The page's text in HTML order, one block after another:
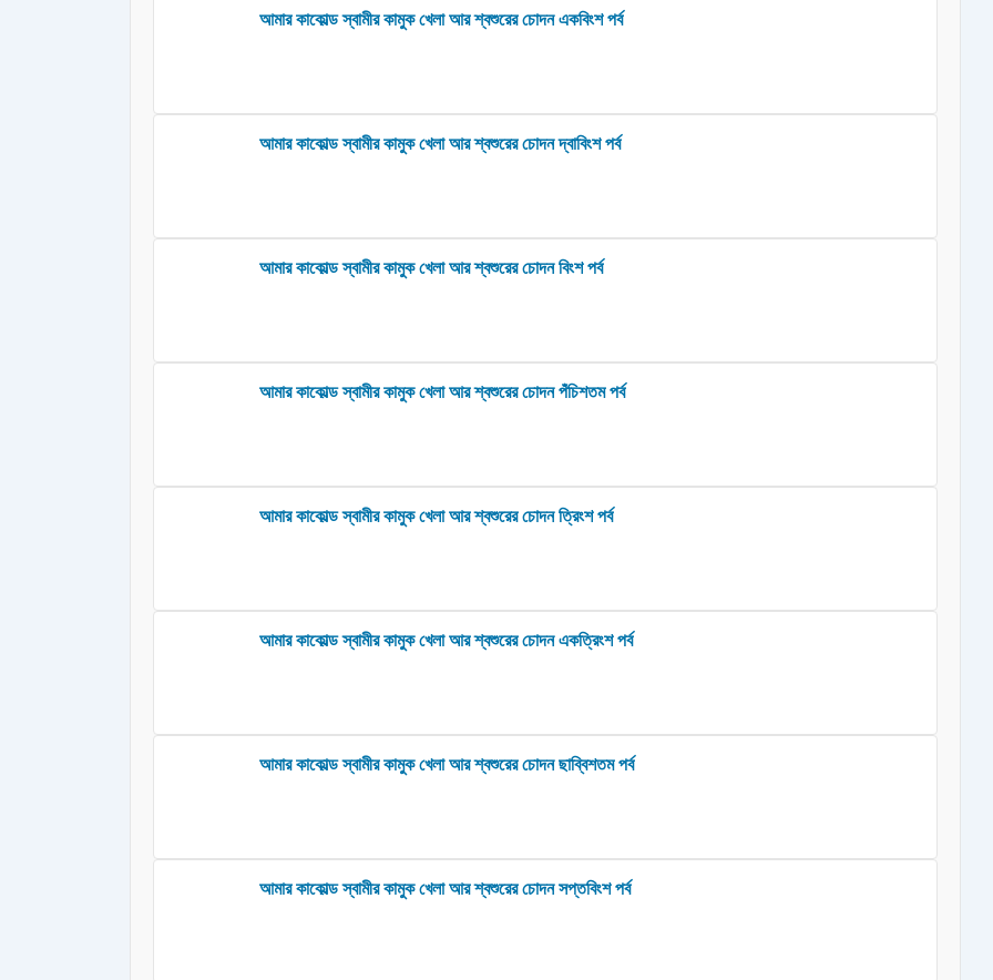
আমার কাকোল্ড স্বামীর কামুক খেলা আর শ্বশুরের চোদন একবিংশ পর্ব
আমার কাকোল্ড স্বামীর কামুক খেলা আর শ্বশুরের চোদন দ্বাবিংশ পর্ব
আমার কাকোল্ড স্বামীর কামুক খেলা আর শ্বশুরের চোদন বিংশ পর্ব
আমার কাকোল্ড স্বামীর কামুক খেলা আর শ্বশুরের চোদন পঁচিশতম পর্ব
আমার কাকোল্ড স্বামীর কামুক খেলা আর শ্বশুরের চোদন ত্রিংশ পর্ব
আমার কাকোল্ড স্বামীর কামুক খেলা আর শ্বশুরের চোদন একত্রিংশ পর্ব
আমার কাকোল্ড স্বামীর কামুক খেলা আর শ্বশুরের চোদন ছাব্বিশতম পর্ব
আমার কাকোল্ড স্বামীর কামুক খেলা আর শ্বশুরের চোদন সপ্তবিংশ পর্ব